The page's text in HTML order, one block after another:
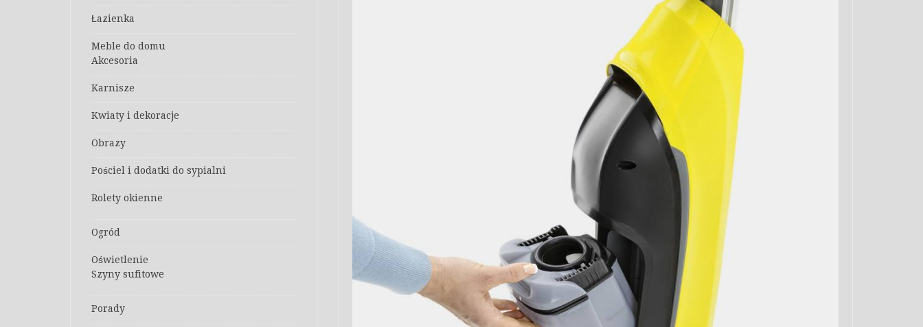
Łazienka
Meble do domu
Akcesoria
Karnisze
Kwiaty i dekoracje
Obrazy
Pościel i dodatki do sypialni
Rolety okienne
Ogród
Oświetlenie
Szyny sufitowe
Porady